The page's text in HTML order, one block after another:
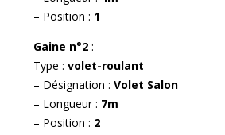
– Position : 1
Gaine n°2 :
Type : volet-roulant
– Désignation : Volet Salon
– Longueur : 7m
– Position : 2